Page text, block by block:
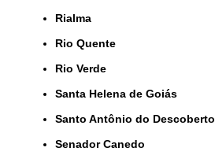
Rialma
Rio Quente
Rio Verde
Santa Helena de Goiás
Santo Antônio do Descoberto
Senador Canedo